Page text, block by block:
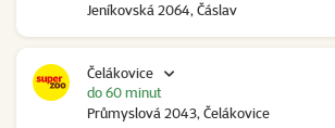
Jeníkovská 2064, Čáslav
Čelákovice
Průmyslová 2043, Čelákovice
do 60 minut